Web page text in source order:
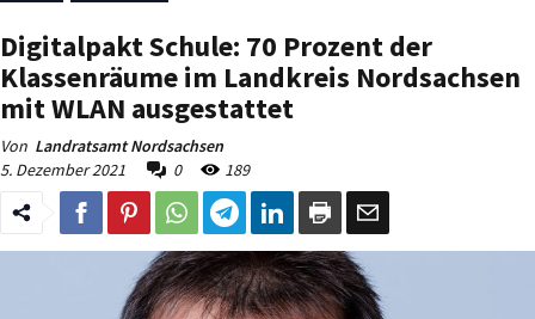
Digitalpakt Schule: 70 Prozent der
Klassenräume im Landkreis Nordsachsen
mit WLAN ausgestattet
Von Landratsamt Nordsachsen
5. Dezember 2021
0 189